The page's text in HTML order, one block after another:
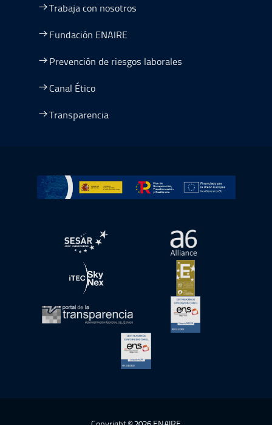
Trabaja con nosotros
Fundación ENAIRE
Prevención de riesgos laborales
Canal Ético
Transparencia
Ir a Plan de Recuperación, Transformación y
abre en ventana nueva abre en ventana
abre en ventana nueva abre en ventana
abre en ventana nueva